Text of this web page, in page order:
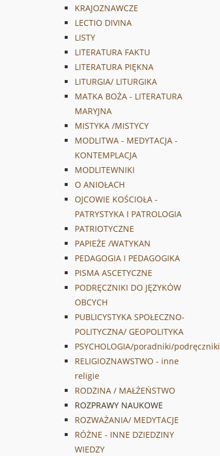
KRAJOZNAWCZE
LECTIO DIVINA
LISTY
LITERATURA FAKTU
LITERATURA PIĘKNA
LITURGIA/ LITURGIKA
MATKA BOŻA - LITERATURA
MARYJNA
MISTYKA /MISTYCY
MODLITWA - MEDYTACJA -
KONTEMPLACJA
MODLITEWNIKI
O ANIOŁACH
OJCOWIE KOŚCIOŁA -
PATRYSTYKA I PATROLOGIA
PATRIOTYCZNE
PAPIEŻE /WATYKAN
PEDAGOGIA I PEDAGOGIKA
PISMA ASCETYCZNE
PODRĘCZNIKI DO JĘZYKÓW
OBCYCH
PUBLICYSTYKA SPOŁECZNO-
POLITYCZNA/ GEOPOLITYKA
PSYCHOLOGIA/poradniki/podręczniki
RELIGIOZNAWSTWO - inne
religie
RODZINA / MAŁŻEŃSTWO
ROZPRAWY NAUKOWE
ROZWAŻANIA/ MEDYTACJE
RÓŻNE - INNE DZIEDZINY
WIEDZY